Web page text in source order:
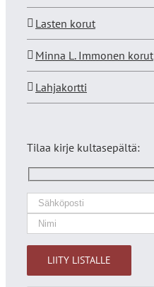
Lasten korut
Minna L. Immonen korut
Lahjakortti
Tilaa kirje kultasepältä: